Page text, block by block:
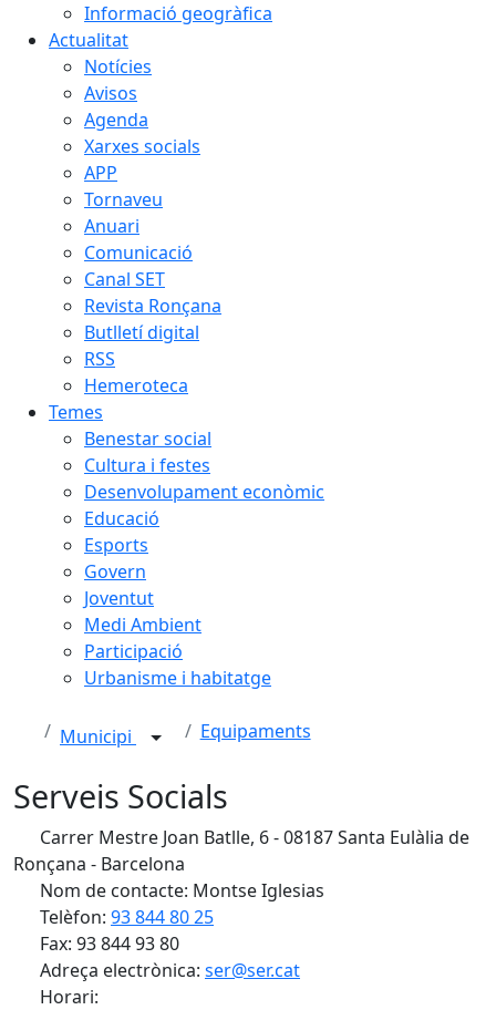
Informació geogràfica
Actualitat
Notícies
Avisos
Agenda
Xarxes socials
APP
Tornaveu
Anuari
Comunicació
Canal SET
Revista Ronçana
Butlletí digital
RSS
Hemeroteca
Temes
Benestar social
Cultura i festes
Desenvolupament econòmic
Educació
Esports
Govern
Joventut
Medi Ambient
Participació
Urbanisme i habitatge
Municipi Equipaments
Serveis Socials
Carrer Mestre Joan Batlle, 6 - 08187 Santa Eulàlia de
Ronçana - Barcelona
Nom de contacte: Montse Iglesias
Telèfon: 93 844 80 25
Fax: 93 844 93 80
Adreça electrònica: ser@ser.cat
Horari: